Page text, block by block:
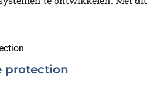
protection